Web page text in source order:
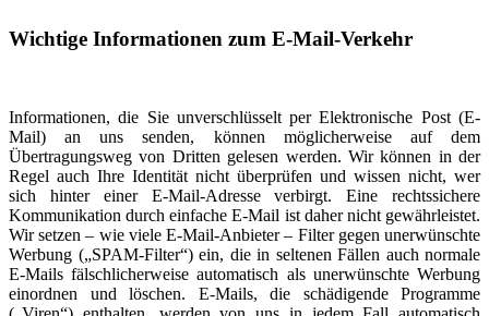
Wichtige Informationen zum E-Mail-Verkehr
Informationen, die Sie unverschlüsselt per Elektronische Post (E-
Mail) an uns senden, können möglicherweise auf dem
Übertragungsweg von Dritten gelesen werden. Wir können in der
Regel auch Ihre Identität nicht überprüfen und wissen nicht, wer
sich hinter einer E-Mail-Adresse verbirgt. Eine rechtssichere
Kommunikation durch einfache E-Mail ist daher nicht gewährleistet.
Wir setzen – wie viele E-Mail-Anbieter – Filter gegen unerwünschte
Werbung („SPAM-Filter“) ein, die in seltenen Fällen auch normale
E-Mails fälschlicherweise automatisch als unerwünschte Werbung
einordnen und löschen. E-Mails, die schädigende Programme